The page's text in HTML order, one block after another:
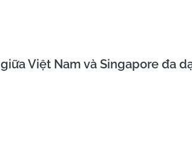
Việt Nam và Singapore đa